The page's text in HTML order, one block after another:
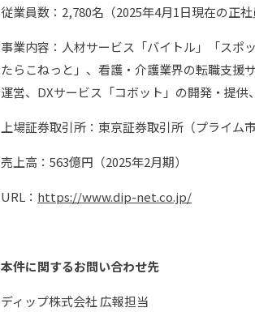
従業員数：2,780名（2025年4月1日現在の正
事業内容：人材サービス「バイトル」「スポ
たらこねっと」、看護・介護業界の転職支援
運営、DXサービス「コボット」の開発・提供
上場証券取引所：東京証券取引所（プライム市
売上高：563億円（2025年2月期）
URL： https://www.dip-net.co.jp/
本件に関するお問い合わせ先
ディップ株式会社 広報担当